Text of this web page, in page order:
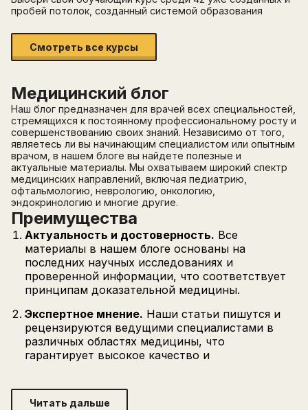
пробей потолок, созданный системой образования
Смотреть все курсы
Медицинский блог
Наш блог предназначен для врачей всех специальностей,
стремящихся к постоянному профессиональному росту и
совершенствованию своих знаний. Независимо от того,
являетесь ли вы начинающим специалистом или опытным
врачом, в нашем блоге вы найдете полезные и
актуальные материалы. Мы охватываем широкий спектр
медицинских направлений, включая педиатрию,
офтальмологию, неврологию, онкологию,
эндокринологию и многие другие.
Преимущества
Актуальность и достоверность. Все
материалы в нашем блоге основаны на
последних научных исследованиях и
проверенной информации, что соответствует
принципам доказательной медицины.
Экспертное мнение. Наши статьи пишутся и
рецензируются ведущими специалистами в
различных областях медицины, что
гарантирует высокое качество и
Читать дальше